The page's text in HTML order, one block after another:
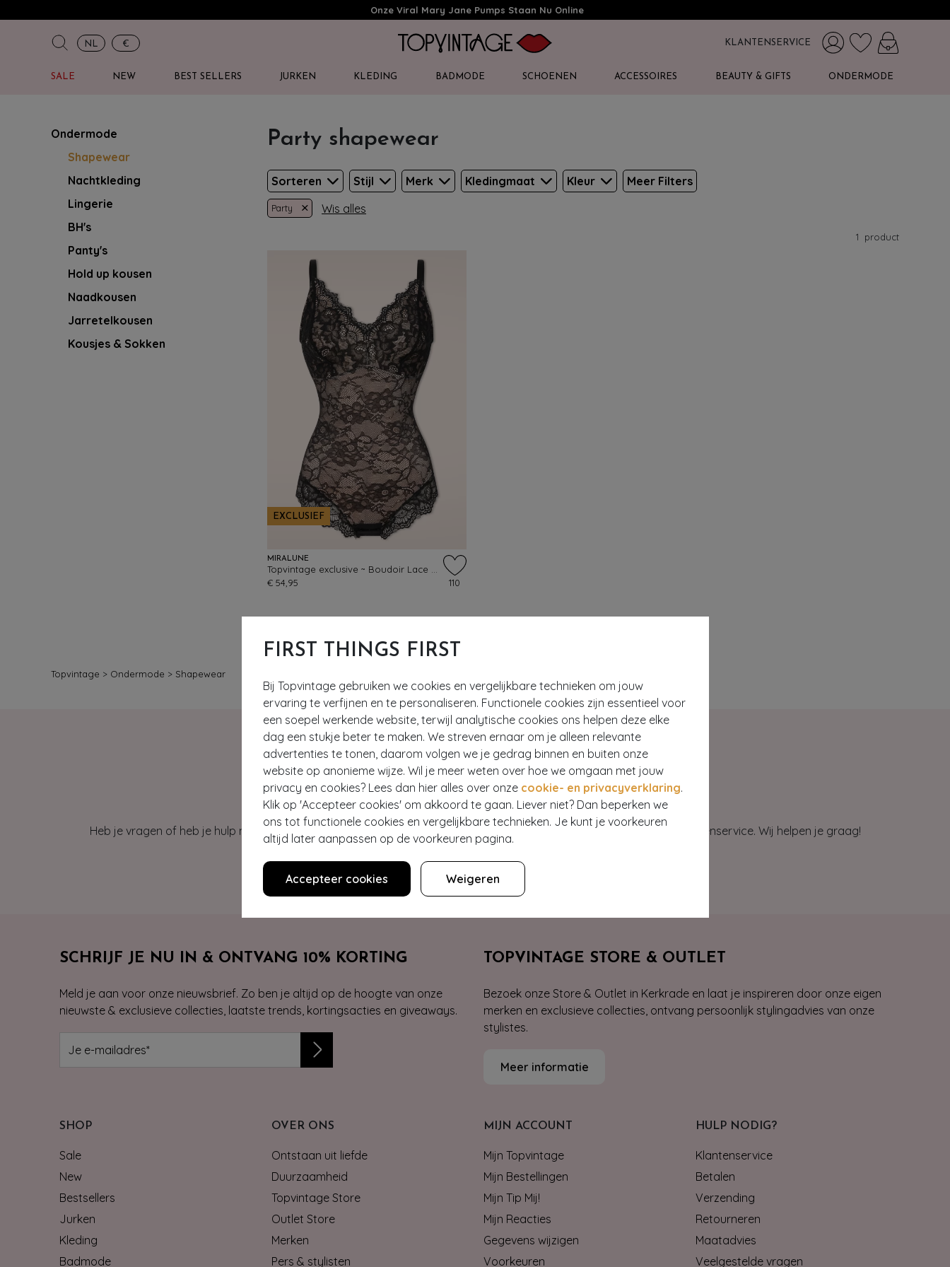
FIRST THINGS FIRST
Bij Topvintage gebruiken we cookies en vergelijkbare technieken om jouw
ervaring te verfijnen en te personaliseren. Functionele cookies zijn essentieel voor
een soepel werkende website, terwijl analytische cookies ons helpen deze elke
dag een stukje beter te maken. We streven ernaar om je alleen relevante
advertenties te tonen, daarom volgen we je gedrag binnen en buiten onze
website op anonieme wijze. Wil je meer weten over hoe we omgaan met jouw
privacy en cookies? Lees dan hier alles over onze cookie- en privacyverklaring.
Klik op 'Accepteer cookies' om akkoord te gaan. Liever niet? Dan beperken we
ons tot functionele cookies en vergelijkbare technieken. Je kunt je voorkeuren
altijd later aanpassen op de voorkeuren pagina.
Accepteer cookies Weigeren
Onze Viral Mary Jane Pumps Staan Nu Online
NL € KLANTENSERVICE
SALE NEW BEST SELLERS JURKEN KLEDING BADMODE SCHOENEN ACCESSOIRES BEAUTY & GIFTS ONDERMODE
Ondermode
Shapewear
Nachtkleding
Lingerie
BH's
Panty's
Hold up kousen
Naadkousen
Jarretelkousen
Kousjes & Sokken
Party shapewear
Sorteren Stijl Merk Kledingmaat Kleur Meer Filters
Party × Wis alles
1 product
EXCLUSIEF
MIRALUNE
€ 54,95
110
Topvintage > Ondermode > Shapewear
Hey gorgeous
Heb je vragen of heb je hulp nodig bij je bestelling? Lees onze veelgestelde vragen of neem contact op met onze klantenservice. Wij helpen je graag!
SCHRIJF JE NU IN & ONTVANG 10% KORTING
Meld je aan voor onze nieuwsbrief. Zo ben je altijd op de hoogte van onze
nieuwste & exclusieve collecties, laatste trends, kortingsacties en giveaways.
TOPVINTAGE STORE & OUTLET
Bezoek onze Store & Outlet in Kerkrade en laat je inspireren door onze eigen
merken en exclusieve collecties, ontvang persoonlijk stylingadvies van onze
stylistes.
Meer informatie
SHOP
Sale
New
Bestsellers
Jurken
Kleding
Badmode
OVER ONS
Ontstaan uit liefde
Duurzaamheid
Topvintage Store
Outlet Store
Merken
Pers & stylisten
MIJN ACCOUNT
Mijn Topvintage
Mijn Bestellingen
Mijn Tip Mij!
Mijn Reacties
Gegevens wijzigen
Voorkeuren
HULP NODIG?
Klantenservice
Betalen
Verzending
Retourneren
Maatadvies
Veelgestelde vragen